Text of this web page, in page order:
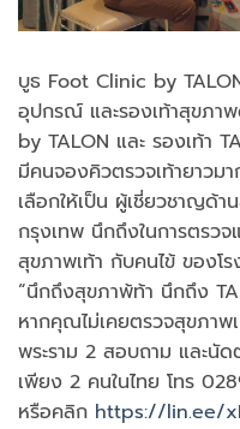
บูธ Foot Clinic by
อุปกรณ์ และรองเท้าสุขภา
by TALON และ รองเท้า
มีคนจองคิวตรวจเท้ายาวม
เลือกให้เป็น ผู้เชี่ยวชาญด้
กรุงเทพ นึกถึงในการตรวจ
สุขภาพเท้า กับคนไข้ ของโ
“นึกถึงสุขภาพ้ท้า นึกถึง
หากคุณไม่เคยตรวจสุขภาพ
พระราม 2 สอบถาม และนัด
เพียง 2 คนในไทย โทร
หรือคลิก https://lin.ee/